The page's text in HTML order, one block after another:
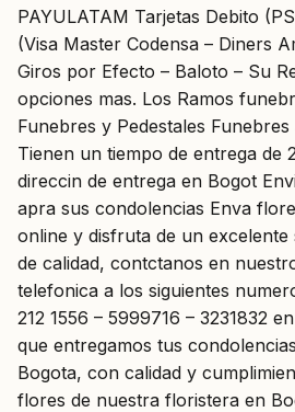
PAYULATAM Tarjetas Debito
(Visa Master Codensa – Diners
Giros por Efecto – Baloto – Su
opciones mas. Los Ramos
Funebres y Pedestales
Tienen un tiempo de entrega de
direccin de entrega en Bogot
apra sus condolencias Enva
online y disfruta de un
de calidad, contctanos en
telefonica a los siguientes
212 1556 – 5999716 – 3231832
que entregamos tus
Bogota, con calidad y
flores de nuestra floristera en